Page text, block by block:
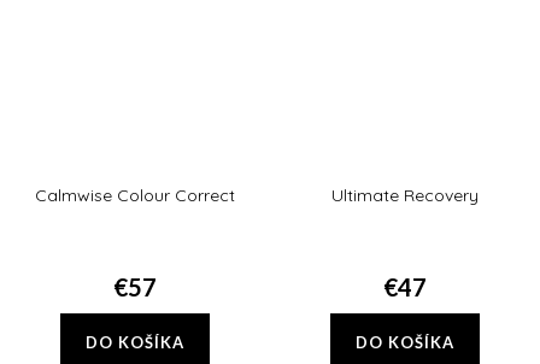
Calmwise Colour Correct
€57
DO KOŠÍKA
Ultimate Recovery
€47
DO KOŠÍKA